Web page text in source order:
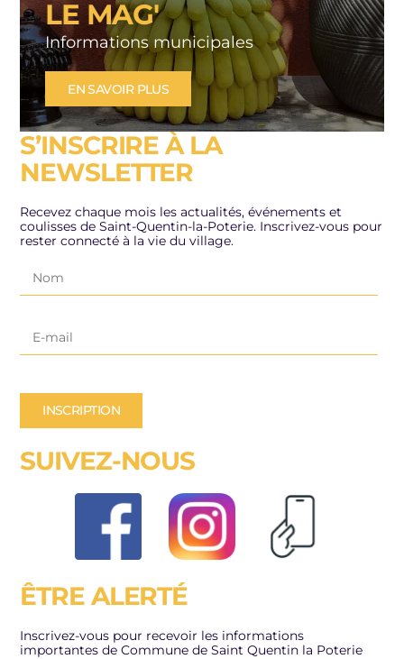
LE MAG'
Informations municipales
EN SAVOIR PLUS
S’INSCRIRE À LA
NEWSLETTER
Recevez chaque mois les actualités, événements et
coulisses de Saint-Quentin-la-Poterie. Inscrivez-vous pour
rester connecté à la vie du village.
INSCRIPTION
SUIVEZ-NOUS
ÊTRE ALERTÉ
Inscrivez-vous pour recevoir les informations
importantes de Commune de Saint Quentin la Poterie